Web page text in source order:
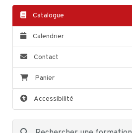
Catalogue
Calendrier
Contact
Panier
Accessibilité